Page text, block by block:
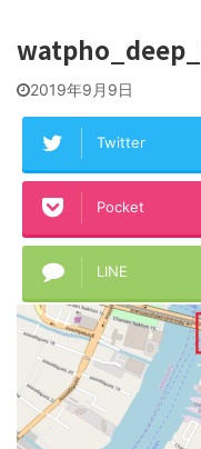
2019年9月9日
Twitter
Pocket
LINE